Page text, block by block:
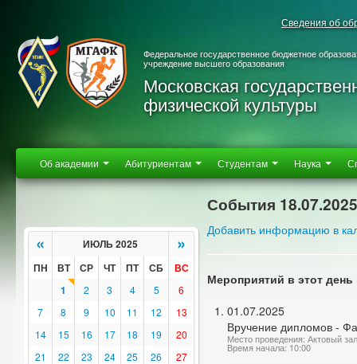
Сведения об
Федеральное государственное бюджетное
учреждение высшего образования
Московская
физической культуры
Об академии Абитуриентам Студентам Наука
« ИЮЛЬ 2025 »
ПН ВТ СР ЧТ ПТ СБ
ВС
1
2 3 4 5
6
7
8 9 10 11 12
13
14
15 16 17 18 19
20
21
22 23 24 25 26
27
События 18.07.2025
Добавить информацию в
Мероприятий в этот день
01.07.2025
Вручение дипломов -
Место проведения: Актовый
Время начала: 10:00